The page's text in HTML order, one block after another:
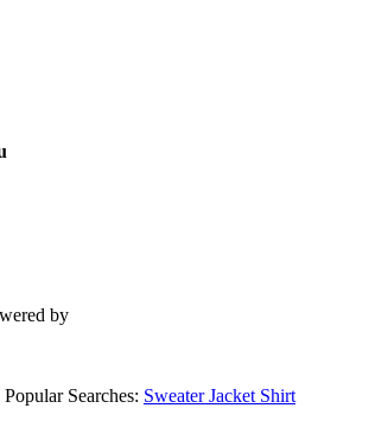
by
Popular Searches: SweaterJacket Shirt